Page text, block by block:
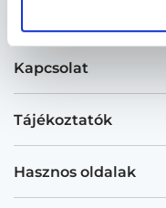
Kapcsolat
Tájékoztatók
Hasznos oldalak